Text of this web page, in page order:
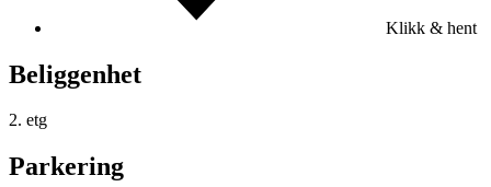
Klikk & hent
Beliggenhet
2. etg
Parkering